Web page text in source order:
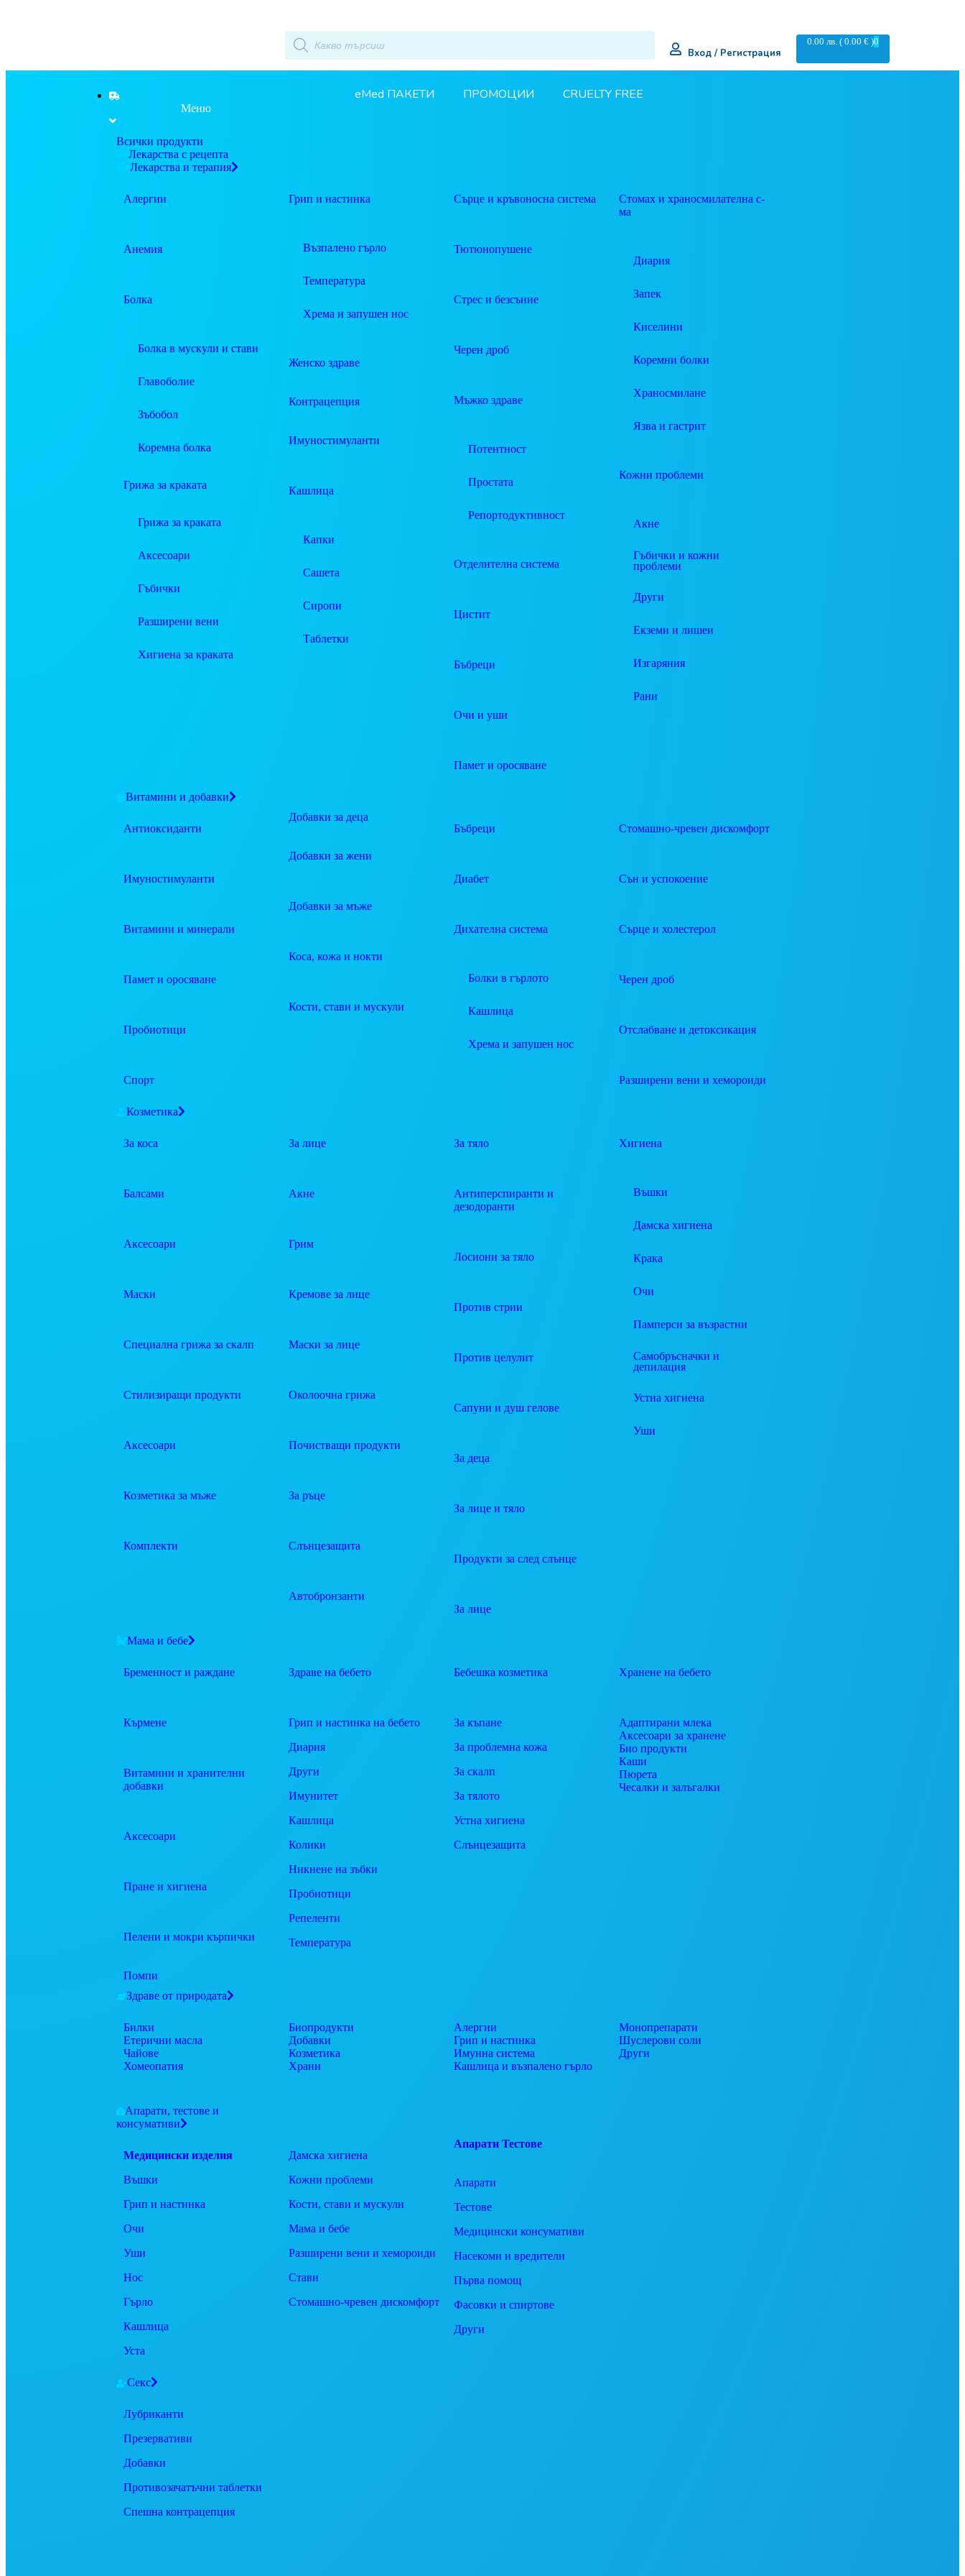
Вход / Регистрация
0
0.00 лв. ( 0.00 € )
Меню
Всички продукти
Лекарства с рецепта
Лекарства и терапия
Алергии
Анемия
Болка
Болка в мускули и стави
Главоболие
Зъбобол
Коремна болка
Грижа за краката
Грижа за краката
Аксесоари
Гъбички
Разширени вени
Хигиена за краката
Грип и настинка
Възпалено гърло
Температура
Хрема и запушен нос
Женско здраве
Контрацепция
Имуностимуланти
Кашлица
Капки
Сашета
Сиропи
Таблетки
Сърце и кръвоносна система
Тютюнопушене
Стрес и безсъние
Черен дроб
Мъжко здраве
Потентност
Простата
Репортодуктивност
Отделителна система
Цистит
Бъбреци
Очи и уши
Памет и оросяване
Стомах и храносмилателна с-
ма
Диария
Запек
Киселини
Коремни болки
Храносмилане
Язва и гастрит
Кожни проблеми
Акне
Гъбички и кожни
проблеми
Други
Екземи и лишеи
Изгаряния
Рани
Витамини и добавки
Антиоксиданти
Имуностимуланти
Витамини и минерали
Памет и оросяване
Пробиотици
Спорт
Добавки за деца
Добавки за жени
Добавки за мъже
Коса, кожа и нокти
Кости, стави и мускули
Бъбреци
Диабет
Дихателна система
Болки в гърлото
Кашлица
Хрема и запушен нос
Стомашно-чревен дискомфорт
Сън и успокоение
Сърце и холестерол
Черен дроб
Отслабване и детоксикация
Разширени вени и хемороиди
Козметика
За коса
Балсами
Аксесоари
Маски
Специална грижа за скалп
Стилизиращи продукти
Аксесоари
Козметика за мъже
Комплекти
За лице
Акне
Грим
Кремове за лице
Маски за лице
Околоочна грижа
Почистващи продукти
За ръце
Слънцезащита
Автобронзанти
За тяло
Антиперспиранти и
дезодоранти
Лосиони за тяло
Против стрии
Против целулит
Сапуни и душ гелове
За деца
За лице и тяло
Продукти за след слънце
За лице
Хигиена
Въшки
Дамска хигиена
Крака
Очи
Памперси за възрастни
Самобръсначки и
депилация
Устна хигиена
Уши
Мама и бебе
Бременност и раждане
Кърмене
Витамини и хранителни
добавки
Аксесоари
Пране и хигиена
Пелени и мокри кърпички
Помпи
Здраве на бебето
Грип и настинка на бебето
Диария
Други
Имунитет
Кашлица
Колики
Никнене на зъбки
Пробиотици
Репеленти
Температура
Бебешка козметика
За къпане
За проблемна кожа
За скалп
За тялото
Устна хигиена
Слънцезащита
Хранене на бебето
Адаптирани млека
Аксесоари за хранене
Био продукти
Каши
Пюрета
Чесалки и залъгалки
Здраве от природата
Билки
Етерични масла
Чайове
Хомеопатия
Биопродукти
Добавки
Козметика
Храни
Алергии
Грип и настинка
Имунна система
Кашлица и възпалено гърло
Монопрепарати
Шуслерови соли
Други
Апарати, тестове и
консумативи
Медицински изделия
Въшки
Грип и настинка
Очи
Уши
Нос
Гърло
Кашлица
Уста
Дамска хигиена
Кожни проблеми
Кости, стави и мускули
Мама и бебе
Разширени вени и хемороиди
Стави
Стомашно-чревен дискомфорт
Апарати Тестове
Апарати
Тестове
Медицински консумативи
Насекоми и вредители
Първа помощ
Фасовки и спиртове
Други
Секс
Лубриканти
Презервативи
Добавки
Противозачатъчни таблетки
Спешна контрацепция
eMed ПАКЕТИ ПРОМОЦИИ CRUELTY FREE